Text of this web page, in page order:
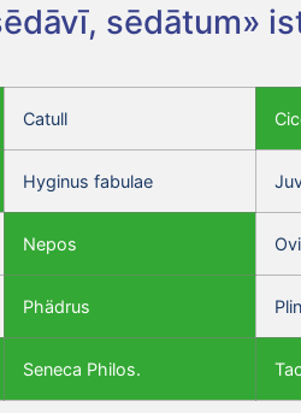
sēdātum»
Catull
Hyginus fabulae
Nepos
Phädrus
Seneca Philos.